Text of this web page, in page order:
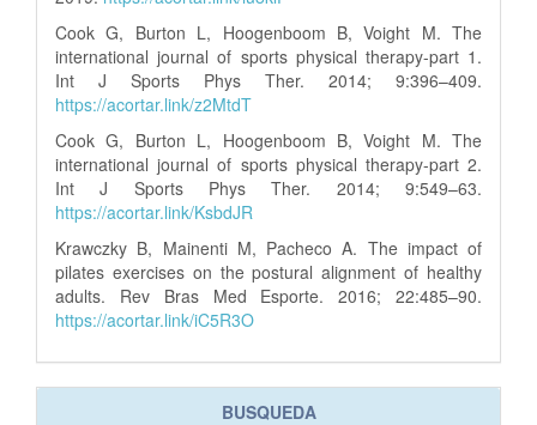
Cook G, Burton L, Hoogenboom B, Voight M. The
international journal of sports physical therapy-part 1.
Int J Sports Phys Ther. 2014; 9:396–409.
https://acortar.link/z2MtdT
Cook G, Burton L, Hoogenboom B, Voight M. The
international journal of sports physical therapy-part 2.
Int J Sports Phys Ther. 2014; 9:549–63.
https://acortar.link/KsbdJR
Krawczky B, Mainenti M, Pacheco A. The impact of
pilates exercises on the postural alignment of healthy
adults. Rev Bras Med Esporte. 2016; 22:485–90.
https://acortar.link/iC5R3O
BUSQUEDA